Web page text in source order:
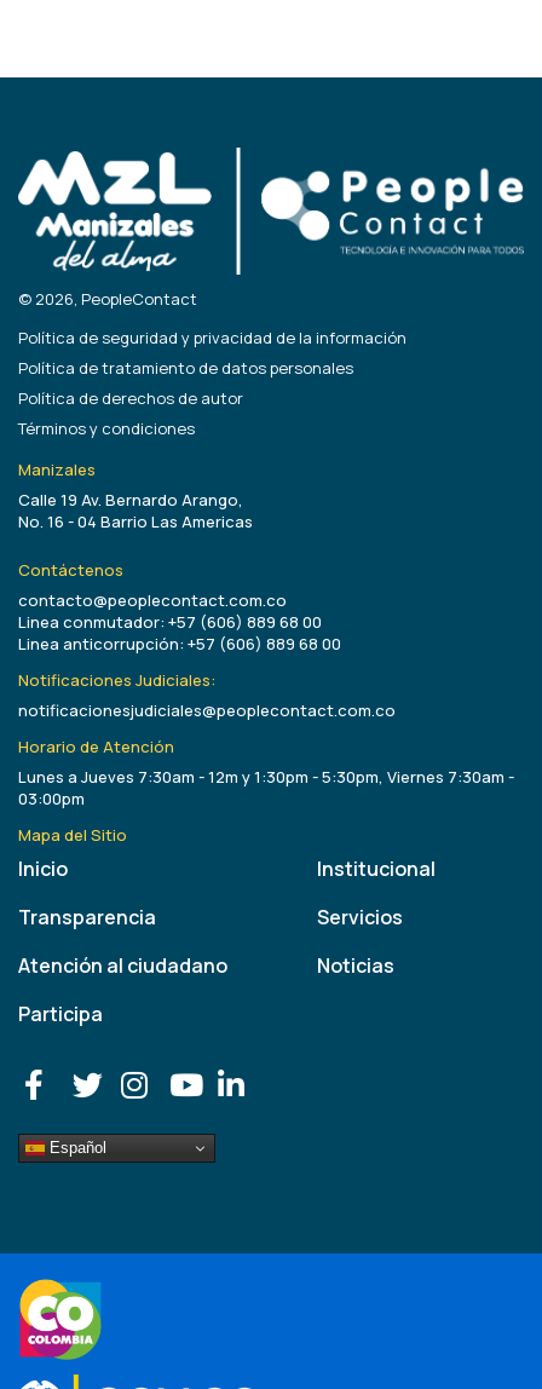
© 2026, PeopleContact
Política de seguridad y privacidad de la información
Política de tratamiento de datos personales
Política de derechos de autor
Términos y condiciones
Manizales
Calle 19 Av. Bernardo Arango,
No. 16 - 04 Barrio Las Americas
Contáctenos
contacto@peoplecontact.com.co
Linea conmutador: +57 (606) 889 68 00
Linea anticorrupción: +57 (606) 889 68 00
Notificaciones Judiciales:
notificacionesjudiciales@peoplecontact.com.co
Horario de Atención
Lunes a Jueves 7:30am - 12m y 1:30pm - 5:30pm, Viernes 7:30am -
03:00pm
Mapa del Sitio
Inicio
Transparencia
Atención al ciudadano
Participa
Institucional
Servicios
Noticias
Español